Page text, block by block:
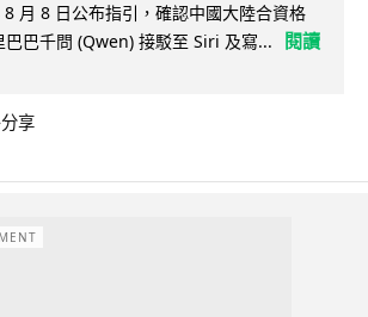
月 8 日公布指引，確認中國大陸合資格
巴千問 (Qwen) 接駁至 Siri 及寫...
閱讀
分享